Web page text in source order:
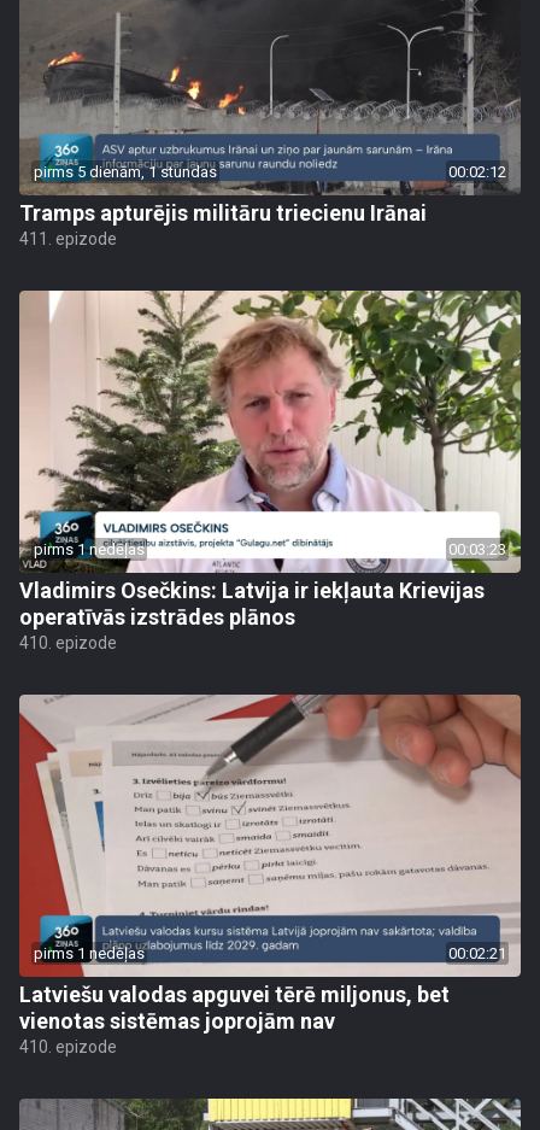
pirms 5 dienām, 1 stundas 00:02:12
Tramps apturējis militāru triecienu Irānai
411. epizode
pirms 1 nedēļas 00:03:23
Vladimirs Osečkins: Latvija ir iekļauta Krievijas
operatīvās izstrādes plānos
410. epizode
pirms 1 nedēļas 00:02:21
Latviešu valodas apguvei tērē miljonus, bet
vienotas sistēmas joprojām nav
410. epizode